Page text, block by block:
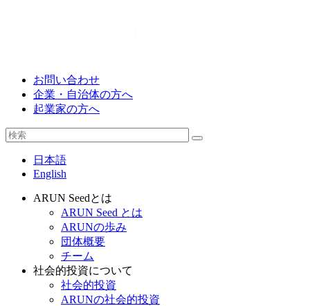
お問い合わせ
企業・自治体の方へ
起業家の方へ
日本語
English
ARUN Seedとは
ARUN Seed とは
ARUNの歩み
団体概要
チーム
社会的投資について
社会的投資
ARUNの社会的投資